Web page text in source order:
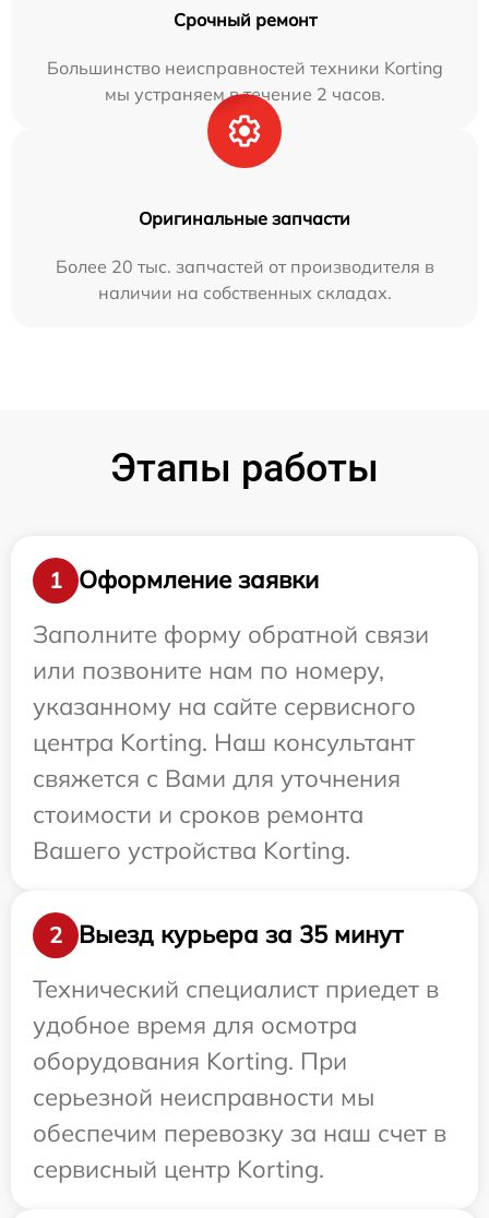
Срочный ремонт
Большинство неисправностей техники Korting
мы устраняем в течение 2 часов.
Оригинальные запчасти
Более 20 тыс. запчастей от производителя в
наличии на собственных складах.
Этапы работы
1
Оформление заявки
Заполните форму обратной связи
или позвоните нам по номеру,
указанному на сайте сервисного
центра Korting. Наш консультант
свяжется с Вами для уточнения
стоимости и сроков ремонта
Вашего устройства Korting.
2
Выезд курьера за 35 минут
Технический специалист приедет в
удобное время для осмотра
оборудования Korting. При
серьезной неисправности мы
обеспечим перевозку за наш счет в
сервисный центр Korting.